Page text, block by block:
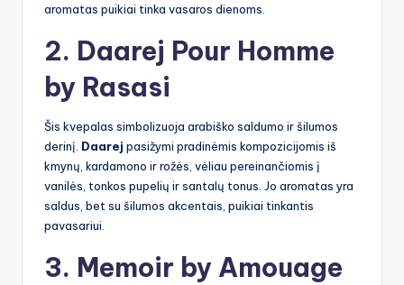
aromatas puikiai tinka vasaros dienoms.
2. Daarej Pour Homme
by Rasasi
Šis kvepalas simbolizuoja arabiško saldumo ir šilumos
derinį. Daarej pasižymi pradinėmis kompozicijomis iš
kmynų, kardamono ir rožės, vėliau pereinančiomis į
vanilės, tonkos pupelių ir santalų tonus. Jo aromatas yra
saldus, bet su šilumos akcentais, puikiai tinkantis
pavasariui.
3. Memoir by Amouage